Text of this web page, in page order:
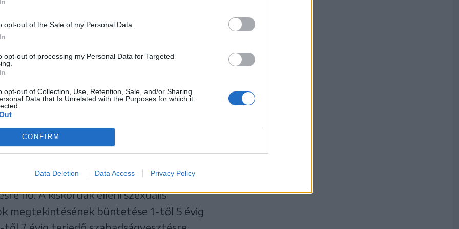
opt-out of the Sale of my Personal Data.
opt-out of processing my Personal Data for Targeted
opt-out of Collection, Use, Retention, Sale, and/or Sharing
Data that Is Unrelated with the Purposes for which it
CONFIRM
Data Deletion Data Access Privacy Policy
készültek.
cselekmény sem, ha az elkövető
nem haladja meg a 3 évet, és a
előállítása, terjesztése, bemutatása,
tétele.
tartalmazó anyagokhoz való
3 évig terjedő szabadságvesztésről 1-től
nő. A kiskorúak elleni szexuális
megtekintésének büntetése 1-től 5 évig